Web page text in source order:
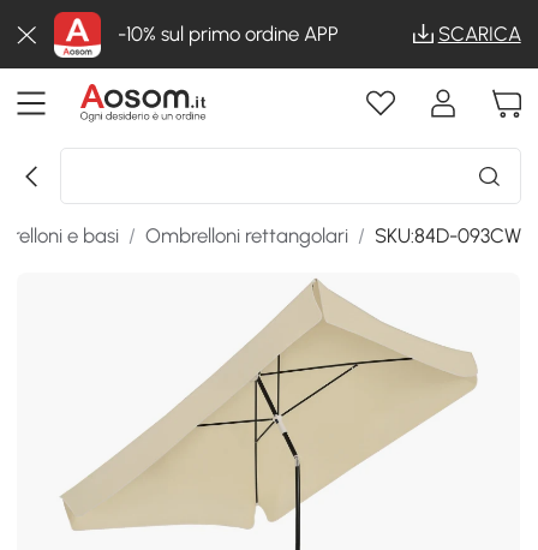
-10% sul primo ordine APP SCARICA
e basi / Ombrelloni rettangolari / SKU:84D-093CW